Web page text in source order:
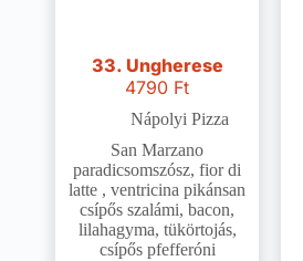
33. Ungherese
4790 Ft
Nápolyi Pizza
San Marzano
paradicsomszósz, fior di
latte , ventricina pikánsan
csípős szalámi, bacon,
lilahagyma, tükörtojás,
csípős pfefferóni